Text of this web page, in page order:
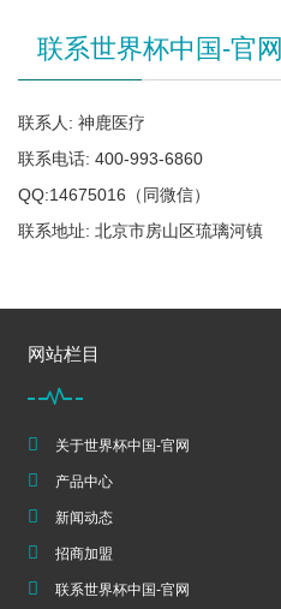
联系世界杯中国-官网
联系人: 神鹿医疗
联系电话: 400-993-6860
QQ:14675016（同微信）
联系地址: 北京市房山区琉璃河镇
网站栏目
关于世界杯中国-官网
产品中心
新闻动态
招商加盟
联系世界杯中国-官网